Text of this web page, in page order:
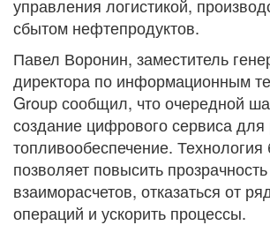
управления логистикой,
сбытом нефтепродуктов.
Павел Воронин, заместитель
директора по информационным
Group сообщил, что очередной
создание цифрового сервиса для
топливообеспечение. Технология
позволяет повысить прозрачность
взаиморасчетов, отказаться от
операций и ускорить процессы.